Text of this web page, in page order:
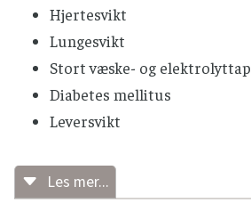
Hjertesvikt
Lungesvikt
Stort væske- og elektrolyttap
Diabetes mellitus
Leversvikt
Les mer...